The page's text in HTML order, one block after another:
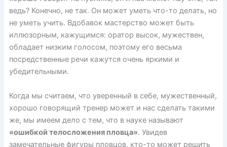
ведь? Конечно, не так. Он может уметь что-то делать, но
не уметь учить. Вдобавок мастерство может быть
иллюзорным, кажущимся: оратор высок, мужествен,
обладает низким голосом, поэтому его весьма
посредственные речи кажутся очень яркими и
убедительными.
Когда мы считаем, что уверенный в себе, мужественный,
хорошо говорящий тренер может и нас сделать такими
же, мы имеем дело с тем, что в науке называют
«ошибкой телосложения пловца». Увидев
замечательные фигуры пловцов, кто-то может решить